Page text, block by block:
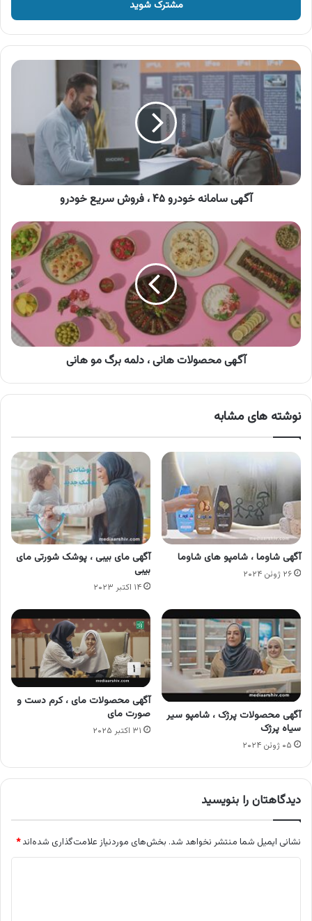
وارد
کنید
آگهی
سامانه
خودرو
۴۵
فروش
سریع
خودرو
آگهی سامانه خودرو ۴۵ ، فروش سریع خودرو
آگهی
محصولات
هانی
،
دلمه
برگ
مو
هانی
آگهی محصولات هانی ، دلمه برگ مو هانی
نوشته های مشابه
آگهی شاوما ، شامپو های شاوما
۲۶ ژوئن ۲۰۲۴
آگهی مای بیبی ، پوشک شورتی مای
بیبی
۱۴ اکتبر ۲۰۲۳
آگهی محصولات پرژک ، شامپو سیر
سیاه پرژک
۰۵ ژوئن ۲۰۲۴
آگهی محصولات مای ، کرم دست و
صورت مای
۳۱ اکتبر ۲۰۲۵
دیدگاهتان را بنویسید
نشانی ایمیل شما منتشر نخواهد شد. بخش‌های موردنیاز علامت‌گذاری شده‌اند*